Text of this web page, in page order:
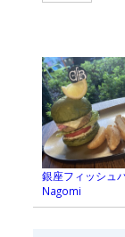
銀座フィッシュ
Nagomi